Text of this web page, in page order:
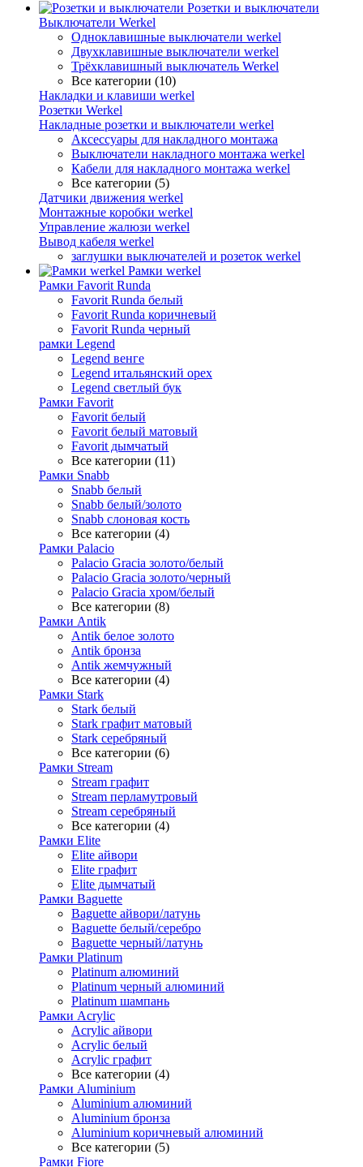
Розетки и выключатели
Выключатели Werkel
Одноклавишные выключатели werkel
Двухклавишные выключатели werkel
Трёхклавишный выключатель Werkel
Все категории (10)
Накладки и клавиши werkel
Розетки Werkel
Накладные розетки и выключатели werkel
Аксессуары для накладного монтажа
Выключатели накладного монтажа werkel
Кабели для накладного монтажа werkel
Все категории (5)
Датчики движения werkel
Монтажные коробки werkel
Управление жалюзи werkel
Вывод кабеля werkel
заглушки выключателей и розеток werkel
Рамки werkel
Рамки Favorit Runda
Favorit Runda белый
Favorit Runda коричневый
Favorit Runda черный
рамки Legend
Legend венге
Legend итальянский орех
Legend светлый бук
Рамки Favorit
Favorit белый
Favorit белый матовый
Favorit дымчатый
Все категории (11)
Рамки Snabb
Snabb белый
Snabb белый/золото
Snabb слоновая кость
Все категории (4)
Рамки Palacio
Palacio Gracia золото/белый
Palacio Gracia золото/черный
Palacio Gracia хром/белый
Все категории (8)
Рамки Antik
Antik белое золото
Antik бронза
Antik жемчужный
Все категории (4)
Рамки Stark
Stark белый
Stark графит матовый
Stark серебряный
Все категории (6)
Рамки Stream
Stream графит
Stream перламутровый
Stream серебряный
Все категории (4)
Рамки Elite
Elite айвори
Elite графит
Elite дымчатый
Рамки Baguette
Baguette айвори/латунь
Baguette белый/серебро
Baguette черный/латунь
Рамки Platinum
Platinum алюминий
Platinum черный алюминий
Platinum шампань
Рамки Acrylic
Acrylic айвори
Acrylic белый
Acrylic графит
Все категории (4)
Рамки Aluminium
Aluminium алюминий
Aluminium бронза
Aluminium коричневый алюминий
Все категории (5)
Рамки Fiore